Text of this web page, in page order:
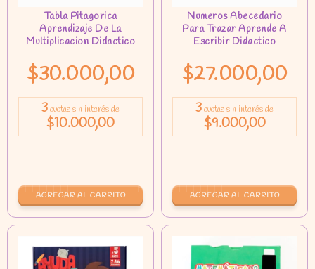
$30.000,00
3cuotas sin interés de
$10.000,00
$27.000,00
3cuotas sin interés de
$9.000,00